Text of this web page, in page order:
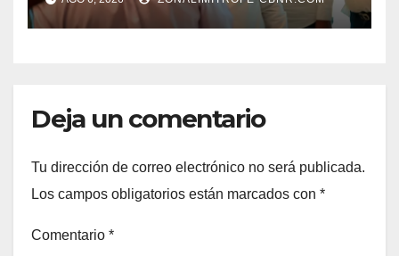
DEL DESARROLLO DE
TORREÓN
Deja un comentario
Tu dirección de correo electrónico no será publicada.
Los campos obligatorios están marcados con *
Comentario *